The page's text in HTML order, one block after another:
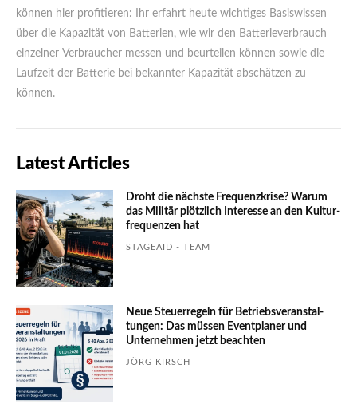
können hier profitieren: Ihr erfahrt heute wichtiges Basiswissen
über die Kapazität von Batterien, wie wir den Batterieverbrauch
einzelner Verbraucher messen und beurteilen können sowie die
Laufzeit der Batterie bei bekannter Kapazität abschätzen zu
können.
Latest Articles
Droht die nächste Frequenzkrise? Warum
das Mili­tär plötzlich Inte­resse an den Kultur­
fre­quen­zen hat
STAGEAID - TEAM
Neue Steuerregeln für Betriebs­ver­an­stal­
tungen: Das müssen Event­planer und
Unter­nehmen jetzt beachten
JÖRG KIRSCH